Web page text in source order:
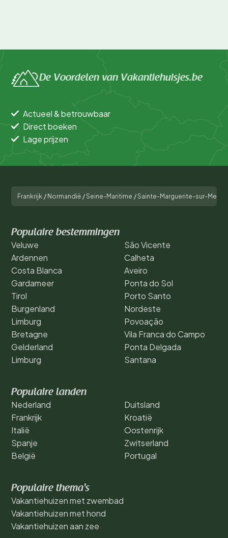
De Voordelen van Vakantiehuisjes.be
Actueel & betrouwbaar
Direct boeken
Lage prijzen
Frankrijk / Normandië /Seine-Maritime /Sainte-Marguerite-sur-Mer
Populaire bestemmingen
Veluwe
Ardennen
Costa Blanca
Gardameer
Tirol
Burgenland
Limburg
Bretagne
Gelderland
Limburg
São Vicente
Calheta
Aveiro
Ponta do Sol
Porto Santo
Nordeste
Povoação
Vila Franca do Campo
Ponta Delgada
Santana
Populaire landen
Nederland
Frankrijk
Italië
Spanje
België
Duitsland
Kroatië
Oostenrijk
Zwitserland
Portugal
Populaire thema's
Vakantiehuizen met zwembad
Vakantiehuizen met hond
Vakantiehuizen aan zee